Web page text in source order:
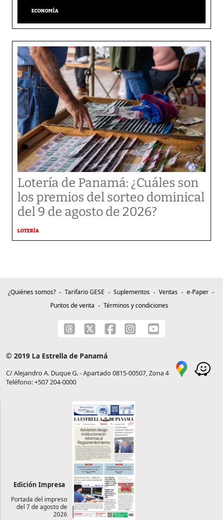
ECONOMÍA
Lotería de Panamá: ¿Cuáles son
los premios del sorteo dominical
del 9 de agosto de 2026?
LOTERÍA
¿Quiénes somos? Tarifario GESE Suplementos Ventas
e-Paper
Puntos de venta
Términos y condiciones
© 2019 La Estrella de Panamá
C/ Alejandro A. Duque G. - Apartado 0815-00507, Zona 4
Teléfono: +507 204-0000
Edición Impresa
Portada del impreso
del 7 de agosto de
2026